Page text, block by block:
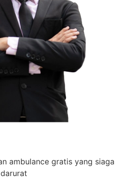
ambulance gratis yang siaga